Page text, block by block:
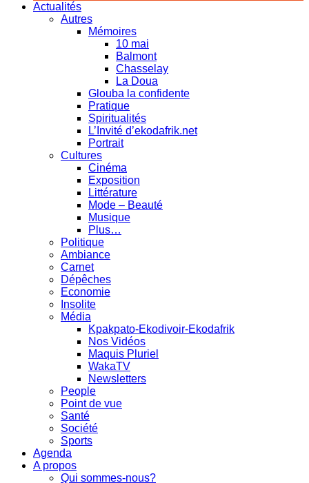
Actualités
Autres
Mémoires
10 mai
Balmont
Chasselay
La Doua
Glouba la confidente
Pratique
Spiritualités
L’Invité d’ekodafrik.net
Portrait
Cultures
Cinéma
Exposition
Littérature
Mode – Beauté
Musique
Plus…
Politique
Ambiance
Carnet
Dépêches
Economie
Insolite
Média
Kpakpato-Ekodivoir-Ekodafrik
Nos Vidéos
Maquis Pluriel
WakaTV
Newsletters
People
Point de vue
Santé
Société
Sports
Agenda
A propos
Qui sommes-nous?